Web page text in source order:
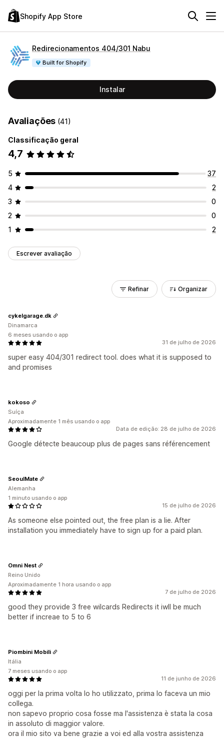
Shopify App Store
Redirecionamentos 404/301 Nabu
Built for Shopify
Instalar
Avaliações (41)
Classificação geral
4,7
5
37
4
2
3
0
2
0
1
2
Escrever avaliação
Refinar Organizar
31 de julho de 2026
super easy 404/301 redirect tool. does what it is supposed to
and promises
cykelgarage.dk
Dinamarca
6 meses usando o app
Data de edição: 28 de julho de 2026
Google détecte beaucoup plus de pages sans référencement
kokoso
Suíça
Aproximadamente 1 mês usando o app
15 de julho de 2026
As someone else pointed out, the free plan is a lie. After
installation you immediately have to sign up for a paid plan.
SeoulMate
Alemanha
1 minuto usando o app
7 de julho de 2026
good they provide 3 free wilcards Redirects it iwll be much
better if increae to 5 to 6
Omni Nest
Reino Unido
Aproximadamente 1 hora usando o app
11 de junho de 2026
oggi per la prima volta lo ho utilizzato, prima lo faceva un mio
collega.
non sapevo proprio cosa fosse ma l'assistenza è stata la cosa
in assoluto di maggior valore.
ora il mio sito va bene grazie a voi ed alla vostra assistenza
Piombini Mobili
Itália
7 meses usando o app